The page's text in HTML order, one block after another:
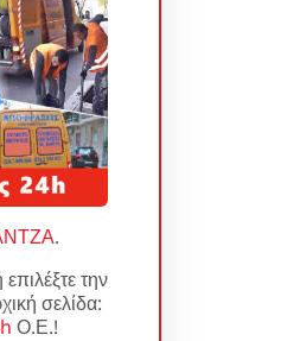
.
την
σελίδα:
Ο.Ε.!